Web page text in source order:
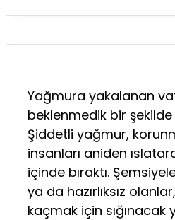
Yağmura yakalanan
beklenmedik bir şekilde
Şiddetli yağmur,
insanları aniden
içinde bıraktı.
ya da hazırlıksız
kaçmak için sığınacak